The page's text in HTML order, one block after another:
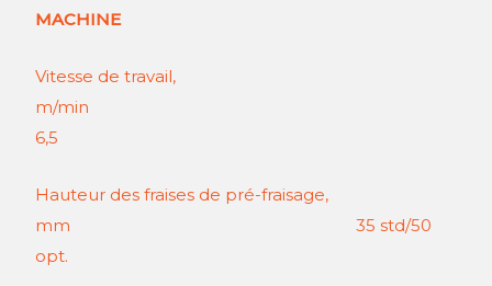
MACHINE
Vitesse de travail,
m/
6,5
Hauteur des fraises de pré-fraisage,
mm 35 std/50
opt.